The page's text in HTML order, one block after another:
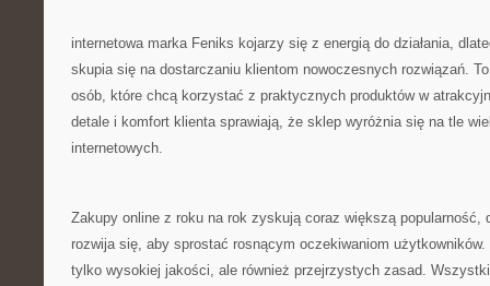
internetowa marka Feniks kojarzy się z energią do działania,
skupia się na dostarczaniu klientom nowoczesnych rozwiązań.
osób, które chcą korzystać z praktycznych produktów w
detale i komfort klienta sprawiają, że sklep wyróżnia się na tle
internetowych.
Zakupy online z roku na rok zyskują coraz większą popularność,
rozwija się, aby sprostać rosnącym oczekiwaniom
tylko wysokiej jakości, ale również przejrzystych zasad.